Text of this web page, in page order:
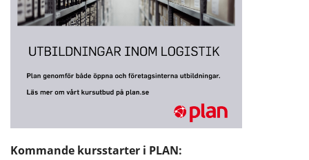
Kommande kursstarter i PLAN: